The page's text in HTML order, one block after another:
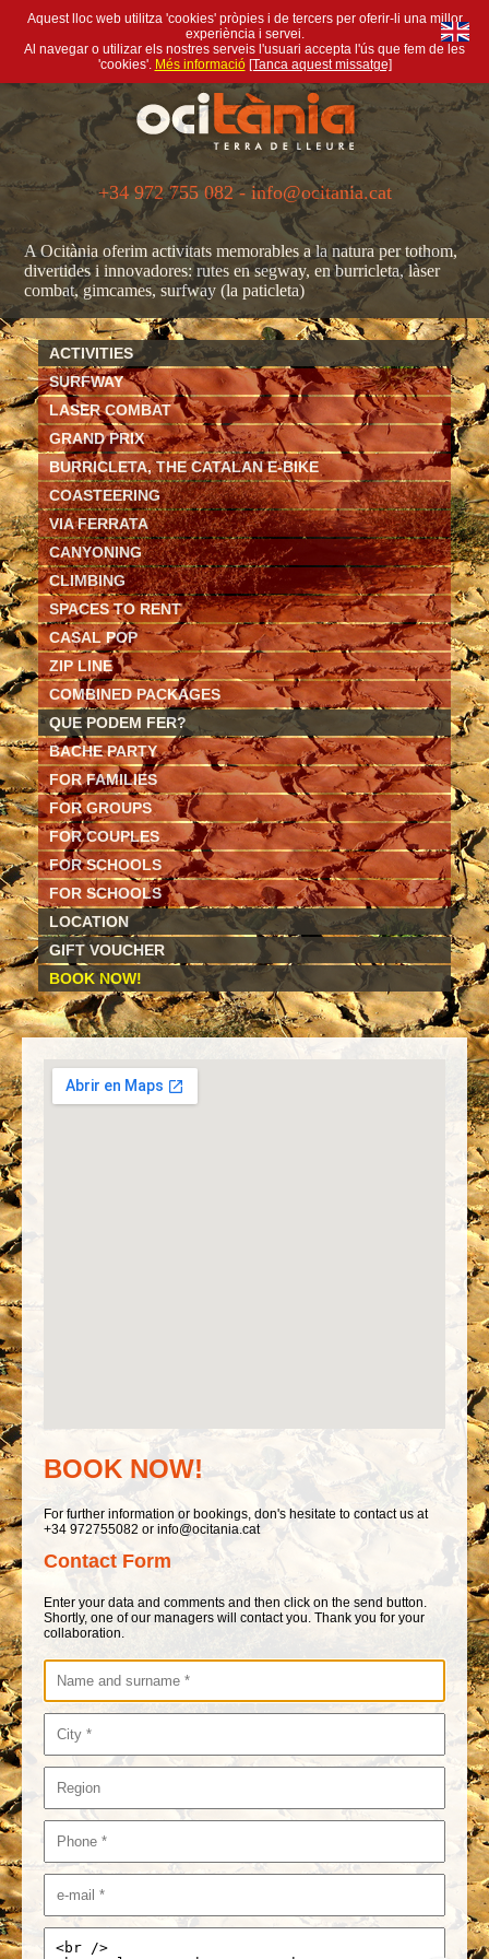
Aquest lloc web utilitza 'cookies' pròpies i de tercers per oferir-li una millor
experiència i servei.
Al navegar o utilizar els nostres serveis l'usuari accepta l'ús que fem de les
'cookies'. Més informació [Tanca aquest missatge]
+34 972 755 082 - info@ocitania.cat
A Ocitània oferim activitats memorables a la natura per tothom,
divertides i innovadores: rutes en segway, en burricleta, làser
combat, gimcames, surfway (la paticleta)
ACTIVITIES
SURFWAY
LASER COMBAT
GRAND PRIX
BURRICLETA, THE CATALAN E-BIKE
COASTEERING
VIA FERRATA
CANYONING
CLIMBING
SPACES TO RENT
CASAL POP
ZIP LINE
COMBINED PACKAGES
QUE PODEM FER?
BACHE PARTY
FOR FAMILIES
FOR GROUPS
FOR COUPLES
FOR SCHOOLS
FOR SCHOOLS
LOCATION
GIFT VOUCHER
BOOK NOW!
BOOK NOW!
For further information or bookings, don's hesitate to contact us at
+34 972755082 or info@ocitania.cat
Contact Form
Enter your data and comments and then click on the send button.
Shortly, one of our managers will contact you. Thank you for your
collaboration.